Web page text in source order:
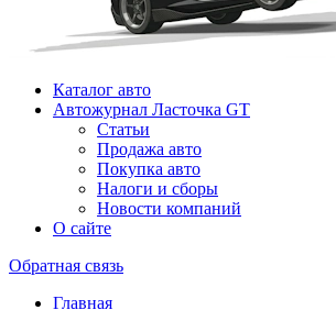
Каталог авто
Автожурнал Ласточка GT
Статьи
Продажа авто
Покупка авто
Налоги и сборы
Новости компаний
О сайте
Обратная связь
Главная